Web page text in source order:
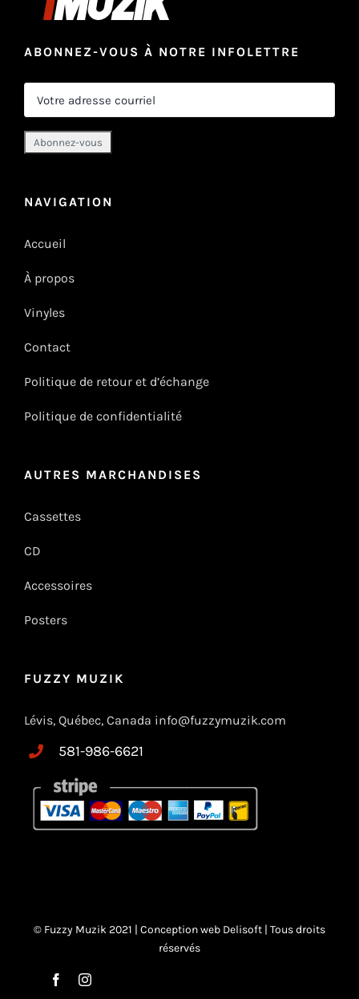
ABONNEZ-VOUS À NOTRE INFOLETTRE
NAVIGATION
Accueil
À propos
Vinyles
Contact
Politique de retour et d’échange
Politique de confidentialité
AUTRES MARCHANDISES
Cassettes
CD
Accessoires
Posters
FUZZY MUZIK
Lévis, Québec, Canada info@fuzzymuzik.com
581-986-6621
© Fuzzy Muzik 2021 | Conception web Delisoft | Tous droits
réservés
FacebookInstagram